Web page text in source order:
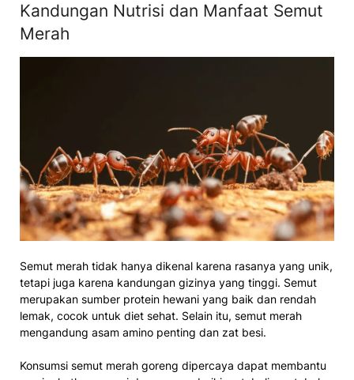
Kandungan Nutrisi dan Manfaat Semut
Merah
Semut merah tidak hanya dikenal karena rasanya yang unik,
tetapi juga karena kandungan gizinya yang tinggi. Semut
merupakan sumber protein hewani yang baik dan rendah
lemak, cocok untuk diet sehat. Selain itu, semut merah
mengandung asam amino penting dan zat besi.
Konsumsi semut merah goreng dipercaya dapat membantu